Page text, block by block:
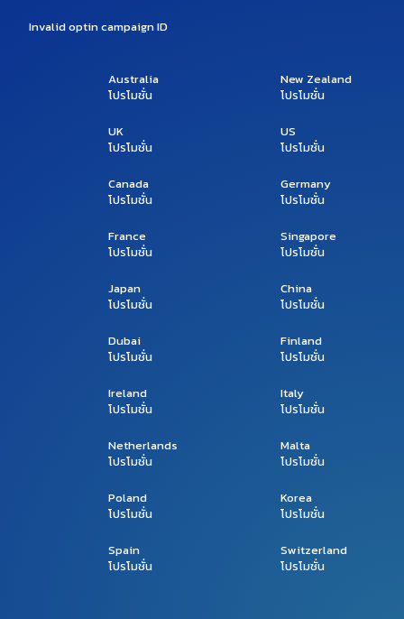
Invalid optin campaign ID
Australia
โปรโมชั่น
New Zealand
โปรโมชั่น
UK
โปรโมชั่น
US
โปรโมชั่น
Canada
โปรโมชั่น
Germany
โปรโมชั่น
France
โปรโมชั่น
Singapore
โปรโมชั่น
Japan
โปรโมชั่น
China
โปรโมชั่น
Dubai
โปรโมชั่น
Finland
โปรโมชั่น
Ireland
โปรโมชั่น
Italy
โปรโมชั่น
Netherlands
โปรโมชั่น
Malta
โปรโมชั่น
Poland
โปรโมชั่น
Korea
โปรโมชั่น
Spain
โปรโมชั่น
Switzerland
โปรโมชั่น